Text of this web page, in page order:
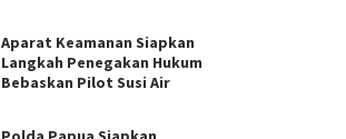
Aparat Keamanan Siapkan
Langkah Penegakan Hukum
Bebaskan Pilot Susi Air